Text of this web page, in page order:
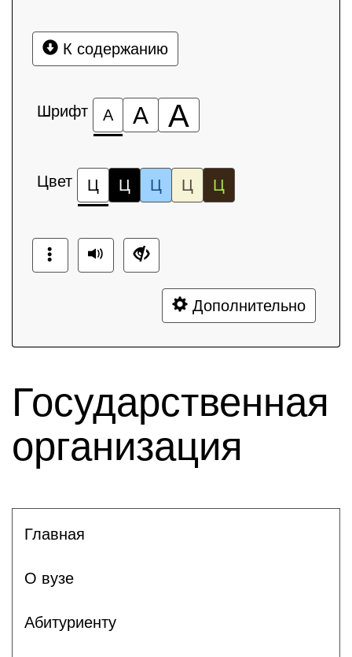
К содержанию
Шрифт А А А
Цвет Ц Ц Ц Ц Ц
Дополнительно
Государственная
организация
Главная
О вузе
Абитуриенту